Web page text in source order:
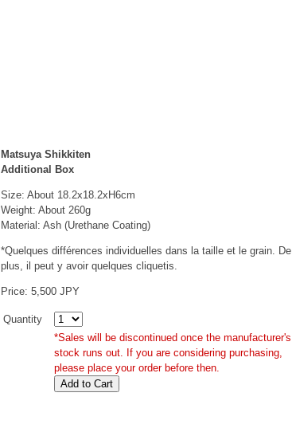
Matsuya Shikkiten
Additional Box
Size: About 18.2x18.2xH6cm
Weight: About 260g
Material: Ash (Urethane Coating)
*Quelques différences individuelles dans la taille et le grain. De
plus, il peut y avoir quelques cliquetis.
Price: 5,500 JPY
Quantity
*Sales will be discontinued once the manufacturer's
stock runs out. If you are considering purchasing,
please place your order before then.